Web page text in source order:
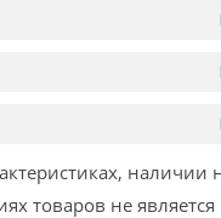
наличии
товаров не является